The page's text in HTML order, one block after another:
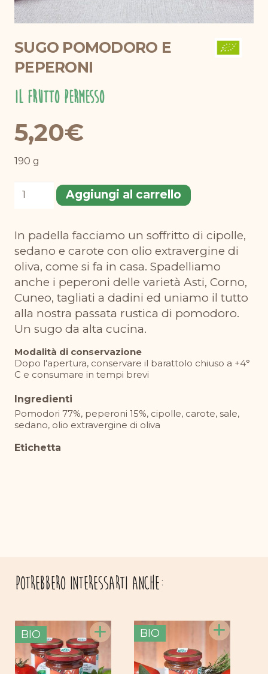
SUGO POMODORO E
PEPERONI
Il Frutto Permesso
5,20€
190 g
Sugo
pomodoro
peperoni
quantità
Aggiungi al carrello
In padella facciamo un soffritto di cipolle,
sedano e carote con olio extravergine di
oliva, come si fa in casa. Spadelliamo
anche i peperoni delle varietà Asti, Corno,
Cuneo, tagliati a dadini ed uniamo il tutto
alla nostra passata rustica di pomodoro.
Un sugo da alta cucina.
Modalità di conservazione
Dopo l'apertura, conservare il barattolo chiuso a +4°
C e consumare in tempi brevi
Ingredienti
Pomodori 77%, peperoni 15%, cipolle, carote, sale,
sedano, olio extravergine di oliva
Etichetta
Potrebbero interessarti anche:
BIO + BIO +